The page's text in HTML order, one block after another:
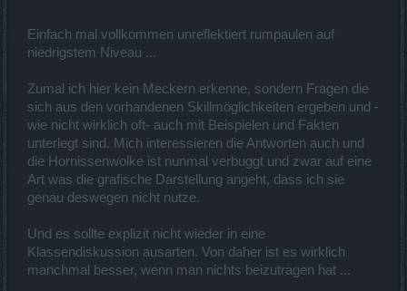
Einfach mal vollkommen unreflektiert rumpaulen auf
niedrigstem Niveau ...
Zumal ich hier kein Meckern erkenne, sondern Fragen die
sich aus den vorhandenen Skillmöglichkeiten ergeben und -
wie nicht wirklich oft- auch mit Beispielen und Fakten
unterlegt sind. Mich interessieren die Antworten auch und
die Hornissenwolke ist nunmal verbuggt und zwar auf eine
Art was die grafische Darstellung angeht, dass ich sie
genau deswegen nicht nutze.
Und es sollte explizit nicht wieder in eine
Klassendiskussion ausarten. Von daher ist es wirklich
manchmal besser, wenn man nichts beizutragen hat ...